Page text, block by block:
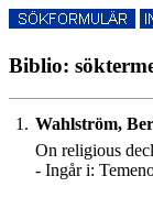
Biblio:
1. Wahlström,
On religious
- Ingår i: